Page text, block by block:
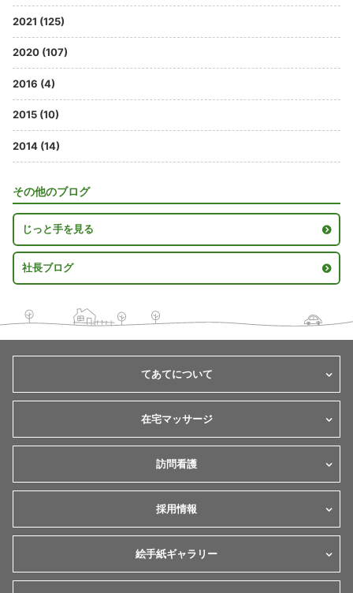
2021 (125)
2020 (107)
2016 (4)
2015 (10)
2014 (14)
その他のブログ
じっと手を見る
社長ブログ
てあてについて
在宅マッサージ
訪問看護
採用情報
絵手紙ギャラリー